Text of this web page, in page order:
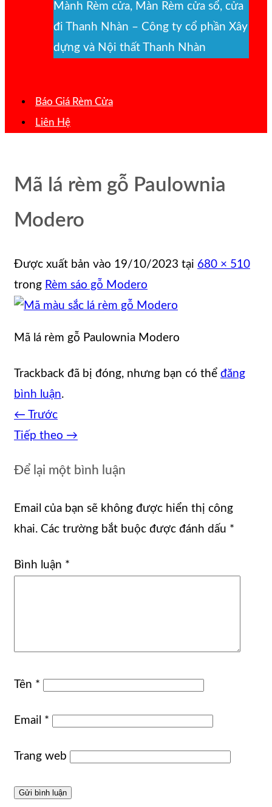
Mành Rèm cửa, Màn Rèm cửa sổ, cửa
đi Thanh Nhàn – Công ty cổ phần Xây
dựng và Nội thất Thanh Nhàn
Báo Giá Rèm Cửa
Liên Hệ
Mã lá rèm gỗ Paulownia
Modero
Được xuất bản vào 19/10/2023 tại 680 × 510
trong Rèm sáo gỗ Modero
Mã lá rèm gỗ Paulownia Modero
Trackback đã bị đóng, nhưng bạn có thể đăng
bình luận.
← Trước
Tiếp theo →
Để lại một bình luận
Email của bạn sẽ không được hiển thị công
khai. Các trường bắt buộc được đánh dấu *
Bình luận *
Tên *
Email *
Trang web